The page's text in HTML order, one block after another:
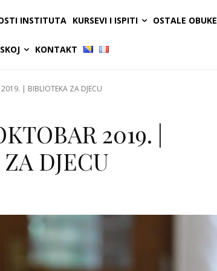
INSTITUTA KURSEVI I ISPITI OSTALE OBUKE
KONTAKT
| BIBLIOTEKA ZA DJECU
2019. |
DJECU